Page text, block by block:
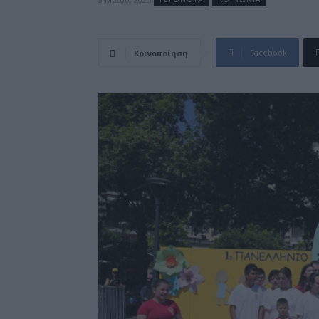
Κοινοποίηση Facebook